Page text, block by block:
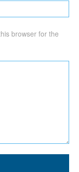
browser for the